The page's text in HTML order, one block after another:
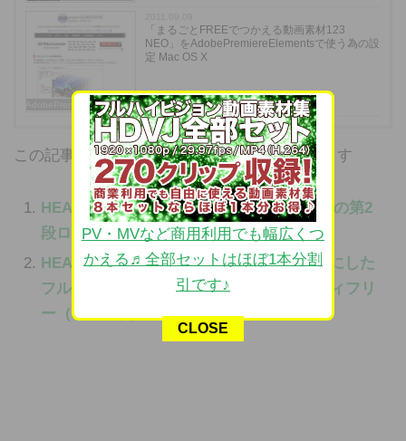
AdobePremiereElements
「まるごとFREEでつかえる動画素材123
NEO」をAdobePremiereElementsで使う為の設
定 Mac OS X
この記事を見ている人はこんな記事も見ています
HEART MovieMaterial.2 ハート動画素材の第2
段ロイヤリティフリー2,980円
HEART MovieMaterial.2HD ハートを素材にした
フルハイビジョンCG動画素材 ロイヤリティフリ
ー（著作権使用料無料）
PV・MVなど商用利用でも幅広くつ
かえる♬全部セットはほぼ1本分割
引です♪
CLOSE